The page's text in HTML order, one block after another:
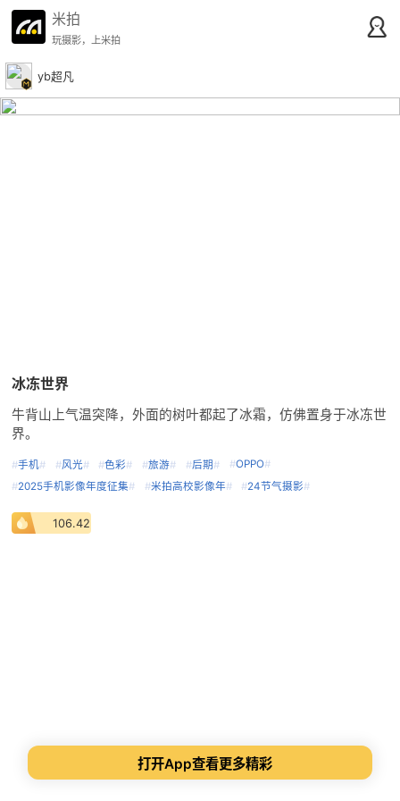
米拍
玩摄影，上米拍
yb超凡
冰冻世界
牛背山上气温突降，外面的树叶都起了冰霜，仿佛置身于冰冻世
界。
#手机# #风光# #色彩# #旅游# #后期 # #OPPO#
#2025手机影像年度征集# #米拍高校影像年# #24节气摄影#
106.42
打开App查看更多精彩